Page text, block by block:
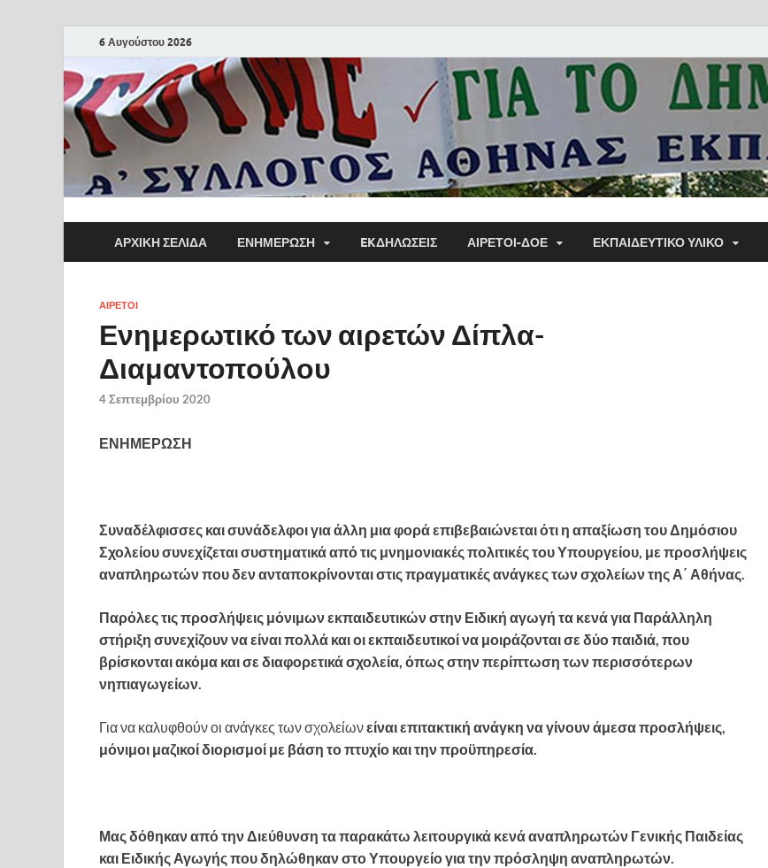
6 Αυγούστου 2026
Α΄
ΑΡΧΙΚΗ ΣΕΛΙΔΑ ΕΝΗΜΕΡΩΣΗ EKΔΗΛΩΣΕΙΣ ΑΙΡΕΤΟΙ-ΔΟΕ ΕΚΠΑΙΔΕΥΤΙΚΌ ΥΛΙΚΌ
ΑΙΡΕΤΟΙ
Ενημερωτικό των αιρετών Δίπλα-
Διαμαντοπούλου
4 Σεπτεμβρίου 2020
ΕΝΗΜΕΡΩΣΗ
Συναδέλφισσες και συνάδελφοι για άλλη μια φορά επιβεβαιώνεται ότι η απαξίωση του Δημόσιου
Σχολείου συνεχίζεται συστηματικά από τις μνημονιακές πολιτικές του Υπουργείου, με προσλήψεις
αναπληρωτών που δεν ανταποκρίνονται στις πραγματικές ανάγκες των σχολείων της Α΄ Αθήνας.
Παρόλες τις προσλήψεις μόνιμων εκπαιδευτικών στην Ειδική αγωγή τα κενά για Παράλληλη
στήριξη συνεχίζουν να είναι πολλά και οι εκπαιδευτικοί να μοιράζονται σε δύο παιδιά, που
βρίσκονται ακόμα και σε διαφορετικά σχολεία, όπως στην περίπτωση των περισσότερων
νηπιαγωγείων.
Για να καλυφθούν οι ανάγκες των σχολείωνείναι επιτακτική ανάγκη να γίνουν άμεσα προσλήψεις,
μόνιμοι μαζικοί διορισμοί με βάση το πτυχίο και την προϋπηρεσία.
Μας δόθηκαν από την Διεύθυνση τα παρακάτω λειτουργικά κενά αναπληρωτών Γενικής Παιδείας
και Ειδικής Αγωγής που δηλώθηκαν στο Υπουργείο για την πρόσληψη αναπληρωτών.